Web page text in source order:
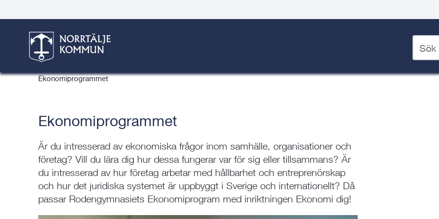
sökord
desktop
Rodengymnasiet
Här är du:
Ekonomiprogrammet
Ekonomiprogrammet
Är du intresserad av ekonomiska frågor inom samhälle, organisationer och
företag? Vill du lära dig hur dessa fungerar var för sig eller tillsammans? Är
du intresserad av hur företag arbetar med hållbarhet och entreprenörskap
och hur det juridiska systemet är uppbyggt i Sverige och internationellt? Då
passar Rodengymnasiets Ekonomiprogram med inriktningen Ekonomi dig!